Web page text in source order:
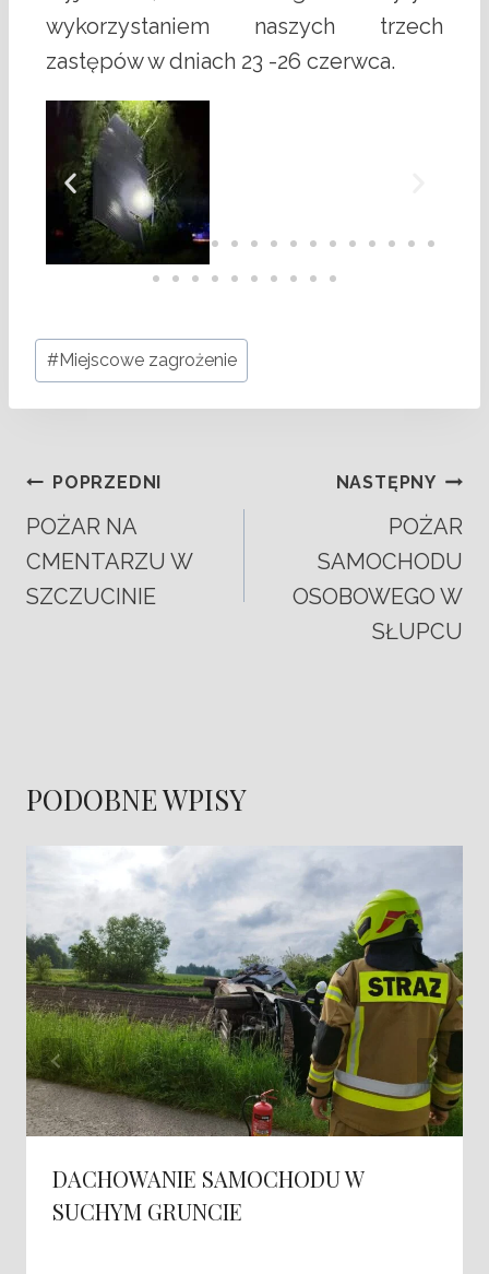
wykorzystaniem naszych trzech
zastępów w dniach 23 -26 czerwca.
#Miejscowe zagrożenie
POPRZEDNI
POŻAR NA
CMENTARZU W
SZCZUCINIE
NASTĘPNY
POŻAR
SAMOCHODU
OSOBOWEGO W
SŁUPCU
PODOBNE WPISY
DACHOWANIE SAMOCHODU W
SUCHYM GRUNCIE